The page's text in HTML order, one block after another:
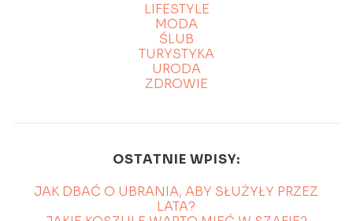
LIFESTYLE
MODA
ŚLUB
TURYSTYKA
URODA
ZDROWIE
OSTATNIE WPISY:
JAK DBAĆ O UBRANIA, ABY SŁUŻYŁY PRZEZ
LATA?